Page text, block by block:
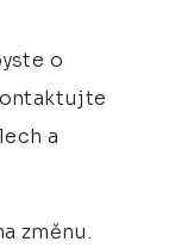
o
a
změnu.